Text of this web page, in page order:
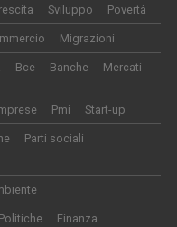
Sviluppo Povertà
Migrazioni
Bce Banche Mercati
Pmi Start-up
Parti sociali
Politiche Finanza